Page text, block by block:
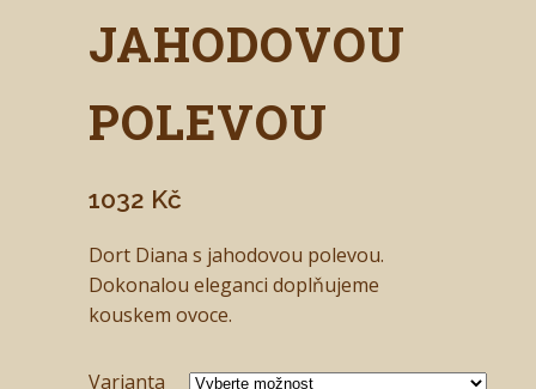
JAHODOVOU
POLEVOU
1032 Kč
Dort Diana s jahodovou polevou.
Dokonalou eleganci doplňujeme
kouskem ovoce.
Varianta